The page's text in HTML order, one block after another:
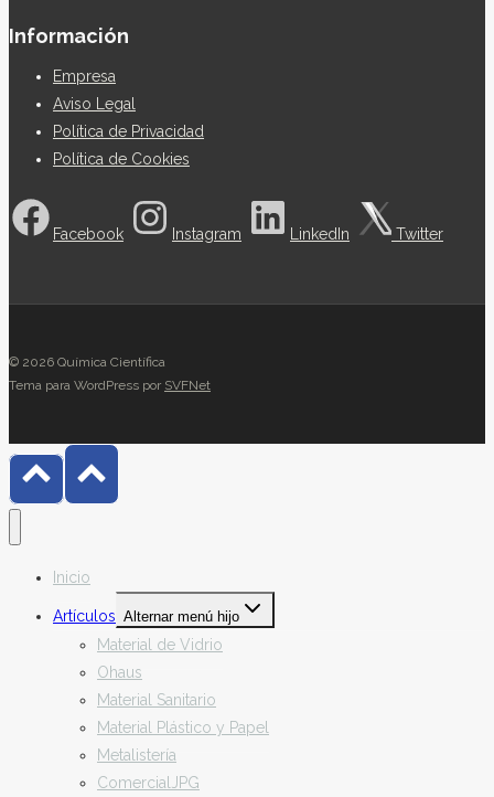
Información
Empresa
Aviso Legal
Política de Privacidad
Política de Cookies
Facebook Instagram LinkedIn Twitter
© 2026 Química Científica
Tema para WordPress por SVFNet
Inicio
Artículos Alternar menú hijo
Material de Vidrio
Ohaus
Material Sanitario
Material Plástico y Papel
Metalistería
ComercialJPG